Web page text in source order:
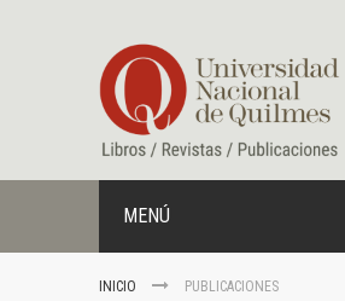
contenido
MENÚ
INICIO PUBLICACIONES